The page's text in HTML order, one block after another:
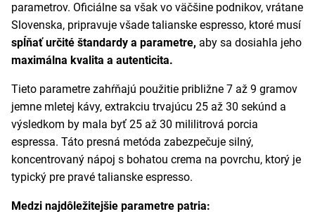
parametrov. Oficiálne sa však vo väčšine podnikov, vrátane
Slovenska, pripravuje všade talianske espresso, ktoré musí
spĺňať určité štandardy a parametre, aby sa dosiahla jeho
maximálna kvalita a autenticita.
Tieto parametre zahŕňajú použitie približne 7 až 9 gramov
jemne mletej kávy, extrakciu trvajúcu 25 až 30 sekúnd a
výsledkom by mala byť 25 až 30 mililitrová porcia
espressa. Táto presná metóda zabezpečuje silný,
koncentrovaný nápoj s bohatou crema na povrchu, ktorý je
typický pre pravé talianske espresso.
Medzi najdôležitejšie parametre patria: